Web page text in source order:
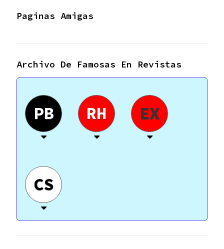
Paginas Amigas
Archivo De Famosas En Revistas
PB RH EX
CS